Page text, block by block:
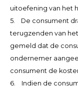
uitoefening van het
5. De consument
terugzenden van
gemeld dat de
ondernemer
consument de
6. Indien de